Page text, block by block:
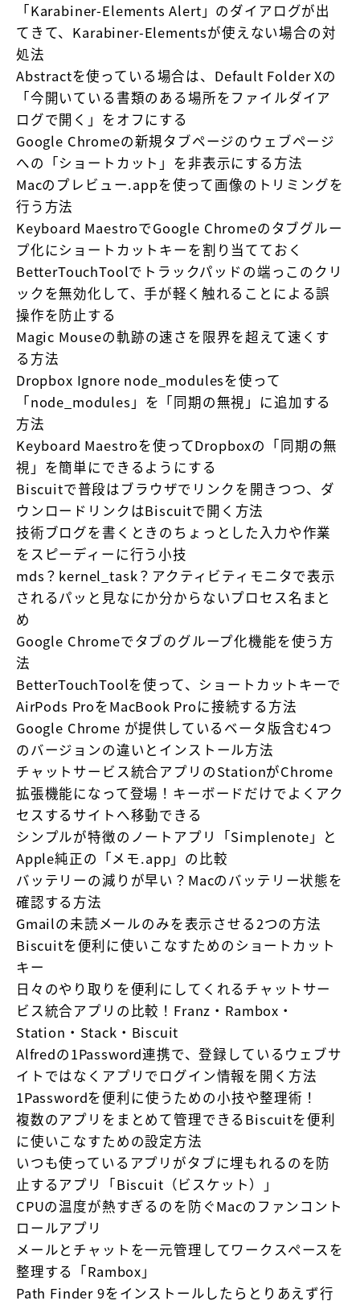
「Karabiner-Elements Alert」のダイアログが出
てきて、Karabiner-Elementsが使えない場合の対
処法
Abstractを使っている場合は、Default Folder Xの
「今開いている書類のある場所をファイルダイア
ログで開く」をオフにする
Google Chromeの新規タブページのウェブページ
への「ショートカット」を非表示にする方法
Macのプレビュー.appを使って画像のトリミングを
行う方法
Keyboard MaestroでGoogle Chromeのタブグルー
プ化にショートカットキーを割り当てておく
BetterTouchToolでトラックパッドの端っこのクリ
ックを無効化して、手が軽く触れることによる誤
操作を防止する
Magic Mouseの軌跡の速さを限界を超えて速くす
る方法
Dropbox Ignore node_modulesを使って
「node_modules」を「同期の無視」に追加する
方法
Keyboard Maestroを使ってDropboxの「同期の無
視」を簡単にできるようにする
Biscuitで普段はブラウザでリンクを開きつつ、ダ
ウンロードリンクはBiscuitで開く方法
技術ブログを書くときのちょっとした入力や作業
をスピーディーに行う小技
mds？kernel_task？アクティビティモニタで表示
されるパッと見なにか分からないプロセス名まと
め
Google Chromeでタブのグループ化機能を使う方
法
BetterTouchToolを使って、ショートカットキーで
AirPods ProをMacBook Proに接続する方法
Google Chrome が提供しているベータ版含む4つ
のバージョンの違いとインストール方法
チャットサービス統合アプリのStationがChrome
拡張機能になって登場！キーボードだけでよくアク
セスするサイトへ移動できる
シンプルが特徴のノートアプリ「Simplenote」と
Apple純正の「メモ.app」の比較
バッテリーの減りが早い？Macのバッテリー状態を
確認する方法
Gmailの未読メールのみを表示させる2つの方法
Biscuitを便利に使いこなすためのショートカット
キー
日々のやり取りを便利にしてくれるチャットサー
ビス統合アプリの比較！Franz・Rambox・
Station・Stack・Biscuit
Alfredの1Password連携で、登録しているウェブサ
イトではなくアプリでログイン情報を開く方法
1Passwordを便利に使うための小技や整理術！
複数のアプリをまとめて管理できるBiscuitを便利
に使いこなすための設定方法
いつも使っているアプリがタブに埋もれるのを防
止するアプリ「Biscuit（ビスケット）」
CPUの温度が熱すぎるのを防ぐMacのファンコント
ロールアプリ
メールとチャットを一元管理してワークスペースを
整理する「Rambox」
Path Finder 9をインストールしたらとりあえず行